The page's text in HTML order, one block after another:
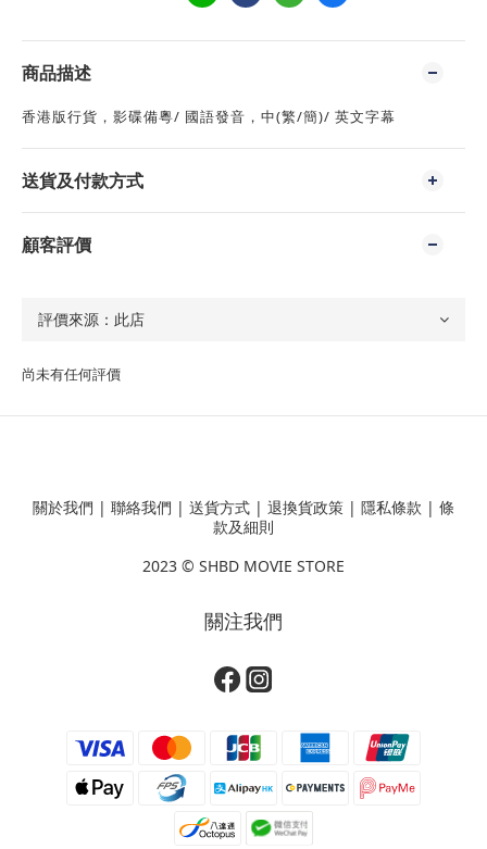
商品描述
香港版行貨，影碟備粵/ 國語發音，中(繁/簡)/ 英文字幕
送貨及付款方式
顧客評價
尚未有任何評價
關於我們 | 聯絡我們 | 送貨方式 | 退換貨政策 | 隱私條款 | 條
款及細則
2023 © SHBD MOVIE STORE
關注我們